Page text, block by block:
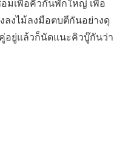
มเพื่อคิวกันพักใหญ่ เพื่อ
ลงไม้ลงมือตบตีกันอย่างดุ
อยู่แล้วก็นัดแนะคิวบู๊กันว่า